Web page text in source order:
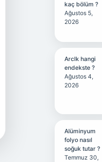
kaç bölüm ?
Ağustos 5,
2026
Arclk hangi
endekste ?
Ağustos 4,
2026
Alüminyum
folyo nasıl
soğuk tutar ?
Temmuz 30,